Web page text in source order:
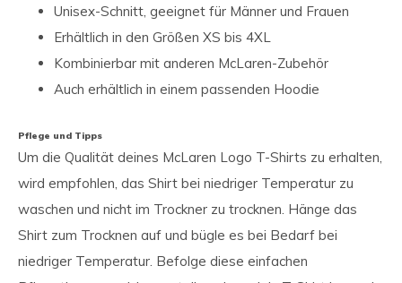
Unisex-Schnitt, geeignet für Männer und Frauen
Erhältlich in den Größen XS bis 4XL
Kombinierbar mit anderen McLaren-Zubehör
Auch erhältlich in einem passenden Hoodie
Pflege und Tipps
Um die Qualität deines McLaren Logo T-Shirts zu erhalten,
wird empfohlen, das Shirt bei niedriger Temperatur zu
waschen und nicht im Trockner zu trocknen. Hänge das
Shirt zum Trocknen auf und bügle es bei Bedarf bei
niedriger Temperatur. Befolge diese einfachen